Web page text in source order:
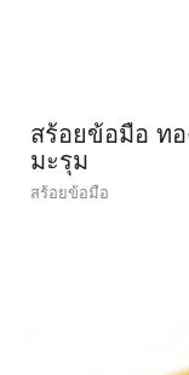
สร้อยข้อมือ ท
มะรุม
สร้อยข้อมือ